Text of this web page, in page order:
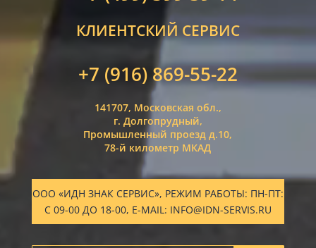
КЛИЕНТСКИЙ СЕРВИС
+7 (916) 869-55-22
141707, Московская обл.,
г. Долгопрудный,
Промышленный проезд д.10,
78-й километр МКАД
ООО «ИДН ЗНАК СЕРВИС», РЕЖИМ РАБОТЫ: ПН-ПТ:
С 09-00 ДО 18-00, E-MAIL: INFO@IDN-SERVIS.RU